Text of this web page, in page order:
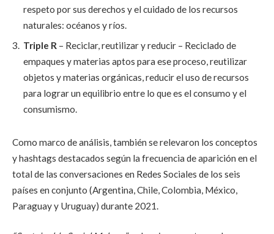
respeto por sus derechos y el cuidado de los recursos
naturales: océanos y ríos.
Triple R – Reciclar, reutilizar y reducir – Reciclado de
empaques y materias aptos para ese proceso, reutilizar
objetos y materias orgánicas, reducir el uso de recursos
para lograr un equilibrio entre lo que es el consumo y el
consumismo.
Como marco de análisis, también se relevaron los conceptos
y hashtags destacados según la frecuencia de aparición en el
total de las conversaciones en Redes Sociales de los seis
países en conjunto (Argentina, Chile, Colombia, México,
Paraguay y Uruguay) durante 2021.